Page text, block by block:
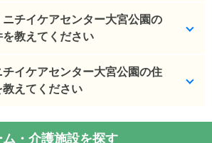
ー大宮公園を見学した方の口コミ
ー大宮公園 の口コミ
ベテラン揃いで、入所者の自立を
...
ニチイケアセンター大宮公園の
教えてください
ー大宮公園の入居金・月額料金は
万円
チイケアセンター大宮公園の住
えてください
ー大宮公園の交通アクセス
・介護施設を探す